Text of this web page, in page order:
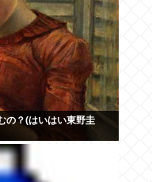
の？(はいはい東野圭